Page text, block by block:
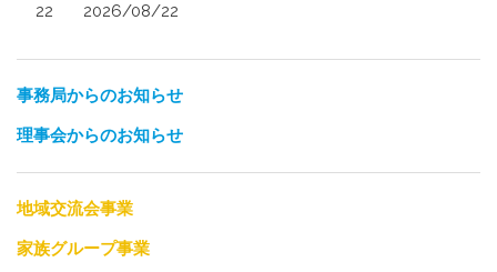
22
2026/08/22
事務局からのお知らせ
理事会からのお知らせ
地域交流会事業
家族グループ事業